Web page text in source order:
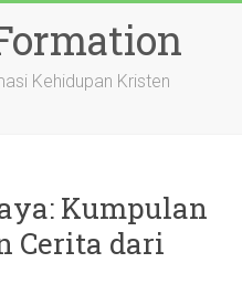
Kehidupan Kristen
Kumpulan
Cerita dari